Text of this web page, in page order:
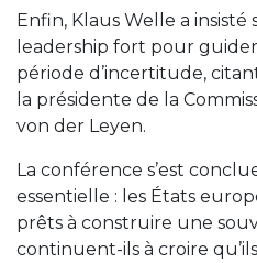
Enfin, Klaus Welle a insisté
leadership fort pour
période d’incertitude,
la présidente de la
von der Leyen.
La conférence s’est
essentielle : les États
prêts à construire une
continuent-ils à croire